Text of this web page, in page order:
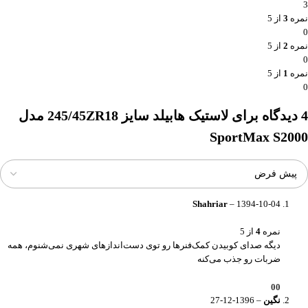
3
نمره 3 از 5
0
نمره 2 از 5
0
نمره 1 از 5
0
4 دیدگاه برای
لاستیک هابیلد سایز 245/45ZR18 مدل
SportMax S2000
Shahriar – 1394-10-04
نمره 4 از 5
دیگه صدای کوبیدن کمک‌فنرها رو توی دست‌اندازهای شهری نمی‌شنوم، همه
ضربات رو جذب می‌کنه
0
0
نگین –
1396-12-27